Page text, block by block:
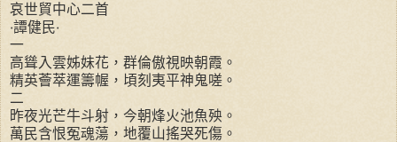
哀世貿中心二首
‧譚健民‧
一
高聳入雲姊妹花，群倫傲視映朝霞。
精英薈萃運籌幄，頃刻夷平神鬼嗟。
二
昨夜光芒牛斗射，今朝烽火池魚殃。
萬民含恨冤魂蕩，地覆山搖哭死傷。